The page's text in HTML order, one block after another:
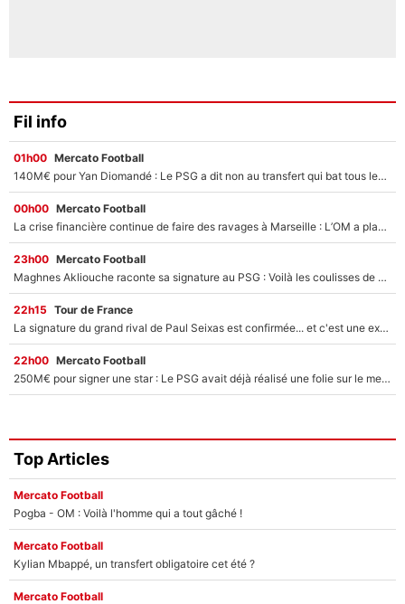
Fil info
01h00 Mercato Football
140M€ pour Yan Diomandé : Le PSG a dit non au transfert qui bat tous les records sur le mercato
00h00 Mercato Football
La crise financière continue de faire des ravages à Marseille : L’OM a placé 12 joueurs sur le marché des transferts… et ça pourrait lui rapporter près de 100M€ !
23h00 Mercato Football
Maghnes Akliouche raconte sa signature au PSG : Voilà les coulisses de son transfert de rêve à 50M€
22h15 Tour de France
La signature du grand rival de Paul Seixas est confirmée... et c'est une excellente nouvelle pour l'équipe Decathlon-CMA CGM !
22h00 Mercato Football
250M€ pour signer une star : Le PSG avait déjà réalisé une folie sur le mercato bien avant Neymar !
Top Articles
Mercato Football
Pogba - OM : Voilà l'homme qui a tout gâché !
Mercato Football
Kylian Mbappé, un transfert obligatoire cet été ?
Mercato Football